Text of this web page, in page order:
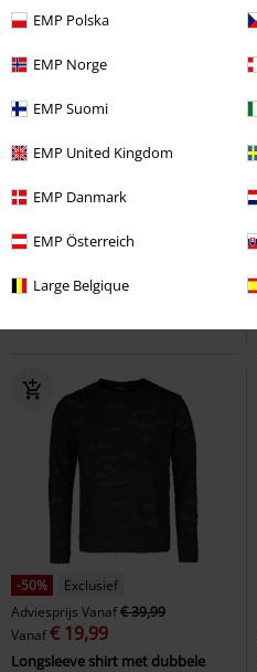
EMP Polska
EMP Norge
EMP Suomi
EMP United Kingdom
EMP Danmark
EMP Österreich
Large Belgique
3-delige set Grote maten
€ 53,99
T-Shirt Bundle Metallica
-50%
Exclusief
Adviesprijs Vanaf€ 39,99
Vanaf€ 19,99
Longsleeve shirt met dubbele